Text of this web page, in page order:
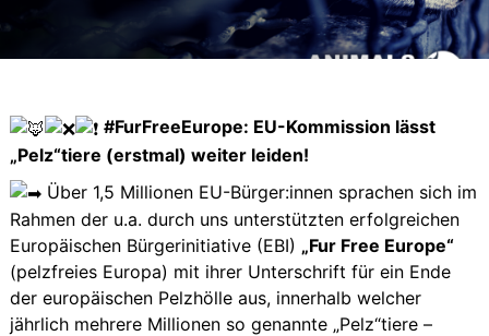
#FurFreeEurope: EU-Kommission lässt
„Pelz“tiere (erstmal) weiter leiden!
Über 1,5 Millionen EU-Bürger:innen sprachen sich im
Rahmen der u.a. durch uns unterstützten erfolgreichen
Europäischen Bürgerinitiative (EBI) „Fur Free Europe“
(pelzfreies Europa) mit ihrer Unterschrift für ein Ende
der europäischen Pelzhölle aus, innerhalb welcher
jährlich mehrere Millionen so genannte „Pelz“tiere –